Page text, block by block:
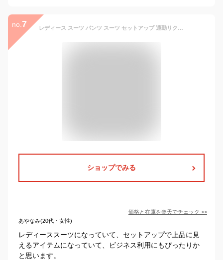
no. 7 レディース スーツ パンツ スーツ セットアップ 通勤リクルートスーツ ビジネススーツ 上下セット レディース オフィス カジュアル OL フォーマル 就活 面接 セレモニー きれいめ シンプル 働く女性 定番 オフィスカジュアル お受験 就職活動 結婚式 入学式 卒業式 喪服 葬式
ショップでみる
価格と在庫を楽天でチェック >>
あやなみ(20代・女性)
レディーススーツになっていて、セットアップで上品に見
えるアイテムになっていて、ビジネス利用にもぴったりか
と思います。